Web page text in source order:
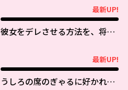
最新UP!
彼女をデレさせる方法を、将来
最新UP!
うしろの席のぎゃるに好かれて